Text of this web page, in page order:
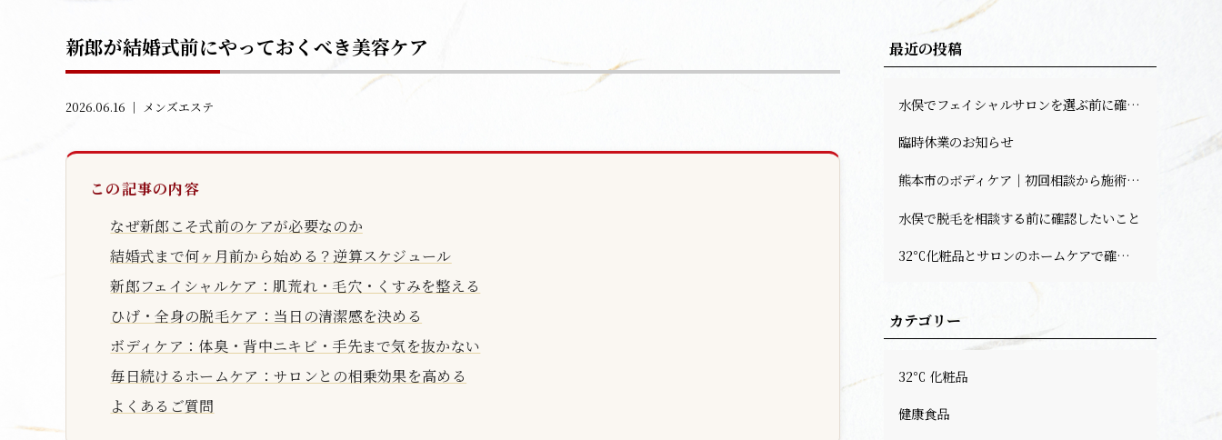
新郎が結婚式前にやっておくべき美容ケア
2026.06.16 ｜ メンズエステ
この記事の内容
なぜ新郎こそ式前のケアが必要なのか
結婚式まで何ヶ月前から始める？逆算スケジュール
新郎フェイシャルケア：肌荒れ・毛穴・くすみを整える
ひげ・全身の脱毛ケア：当日の清潔感を決める
ボディケア：体臭・背中ニキビ・手先まで気を抜かない
毎日続けるホームケア：サロンとの相乗効果を高める
よくあるご質問
最近の投稿
水俣でフェイシャルサロンを選ぶ前に確認したい肌悩みと予約前のポイント
臨時休業のお知らせ
熊本市のボディケア｜初回相談から施術までの流れ
水俣で脱毛を相談する前に確認したいこと
32℃化粧品とサロンのホームケアで確認したい基本
カテゴリー
32℃ 化粧品
健康食品